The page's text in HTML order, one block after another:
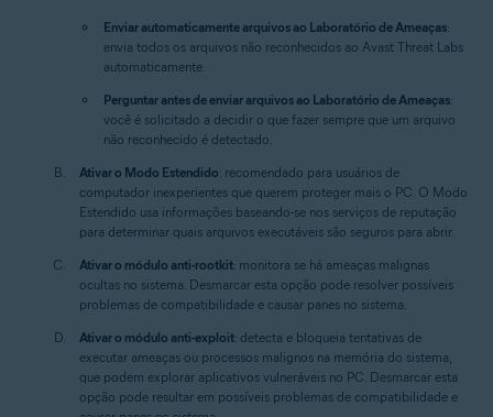
Enviar automaticamente arquivos ao Laboratório de Ameaças:
envia todos os arquivos não reconhecidos ao Avast Threat Labs
automaticamente.
Perguntar antes de enviar arquivos ao Laboratório de Ameaças:
você é solicitado a decidir o que fazer sempre que um arquivo
não reconhecido é detectado.
Ativar o Modo Estendido: recomendado para usuários de
computador inexperientes que querem proteger mais o PC. O Modo
Estendido usa informações baseando-se nos serviços de reputação
para determinar quais arquivos executáveis são seguros para abrir.
Ativar o módulo anti-rootkit: monitora se há ameaças malignas
ocultas no sistema. Desmarcar esta opção pode resolver possíveis
problemas de compatibilidade e causar panes no sistema.
Ativar o módulo anti-exploit: detecta e bloqueia tentativas de
executar ameaças ou processos malignos na memória do sistema,
que podem explorar aplicativos vulneráveis no PC. Desmarcar esta
opção pode resultar em possíveis problemas de compatibilidade e